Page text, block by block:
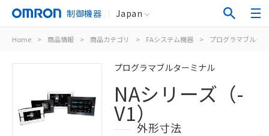
制御機器 Japan
Home > 商品情報 > 商品カテゴリ > FAシステム機器 > プログラマブルタ
プログラマブルターミナル
NAシリーズ（-
V1）
外形寸法